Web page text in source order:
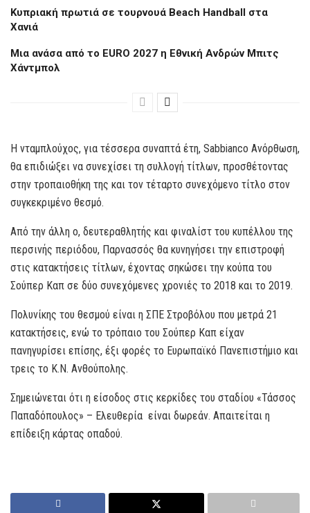
Kυπριακή πρωτιά σε τουρνουά Beach Handball στα
Χανιά
Μια ανάσα από το EURO 2027 η Εθνική Ανδρών Μπιτς
Χάντμπολ
Η νταμπλούχος, για τέσσερα συναπτά έτη, Sabbianco Aνόρθωση,
θα επιδιώξει να συνεχίσει τη συλλογή τίτλων, προσθέτοντας
στην τροπαιοθήκη της και τον τέταρτο συνεχόμενο τίτλο στον
συγκεκριμένο θεσμό.
Από την άλλη ο, δευτεραθλητής και φιναλίστ του κυπέλλου της
περσινής περιόδου, Παρνασσός θα κυνηγήσει την επιστροφή
στις κατακτήσεις τίτλων, έχοντας σηκώσει την κούπα του
Σούπερ Καπ σε δύο συνεχόμενες χρονιές το 2018 και το 2019.
Πολυνίκης του θεσμού είναι η ΣΠΕ Στροβόλου που μετρά 21
κατακτήσεις, ενώ το τρόπαιο του Σούπερ Καπ είχαν
πανηγυρίσει επίσης, έξι φορές το Ευρωπαϊκό Πανεπιστήμιο και
τρεις το Κ.Ν. Ανθούπολης.
Σημειώνεται ότι η είσοδος στις κερκίδες του σταδίου «Τάσσος
Παπαδόπουλος» – Ελευθερία είναι δωρεάν. Απαιτείται η
επίδειξη κάρτας οπαδού.